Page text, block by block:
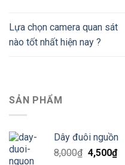
Lựa chọn camera quan sát
nào tốt nhất hiện nay ?
SẢN PHẨM
Dây đuôi nguồn
8,000₫ Giá
4,500₫Giá